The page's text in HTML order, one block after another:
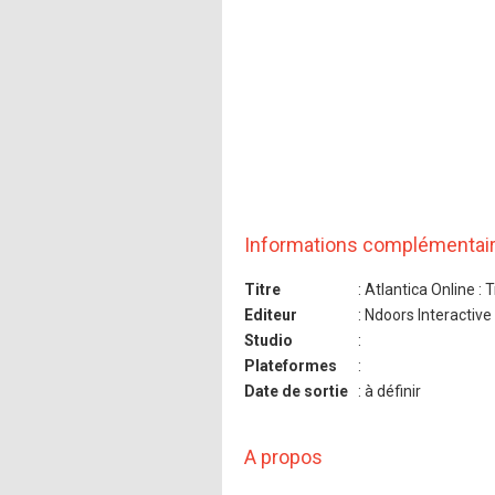
Informations
Titre
: Atlantica Online :
Editeur
: Ndoors Interactive
Studio
:
Plateformes
:
Date de sortie
: à définir
A propos